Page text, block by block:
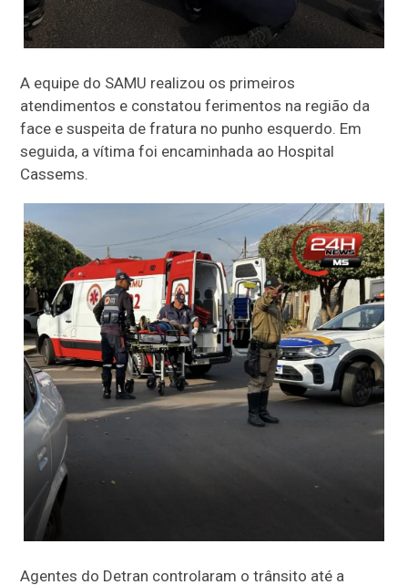
A equipe do SAMU realizou os primeiros
atendimentos e constatou ferimentos na região da
face e suspeita de fratura no punho esquerdo. Em
seguida, a vítima foi encaminhada ao Hospital
Cassems.
Agentes do Detran controlaram o trânsito até a